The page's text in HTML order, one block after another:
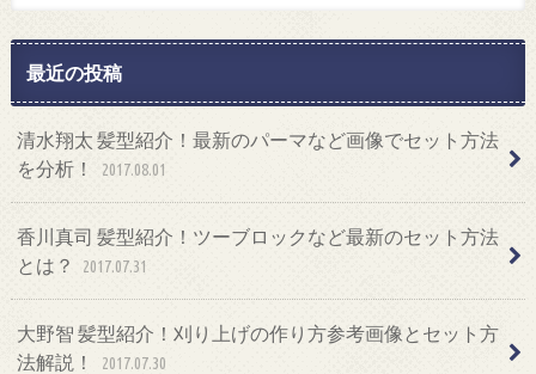
最近の投稿
清水翔太 髪型紹介！最新のパーマなど画像でセット方法
を分析！
2017.08.01
香川真司 髪型紹介！ツーブロックなど最新のセット方法
とは？
2017.07.31
大野智 髪型紹介！刈り上げの作り方参考画像とセット方
法解説！
2017.07.30